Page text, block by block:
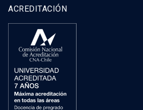
ACREDITACIÓN